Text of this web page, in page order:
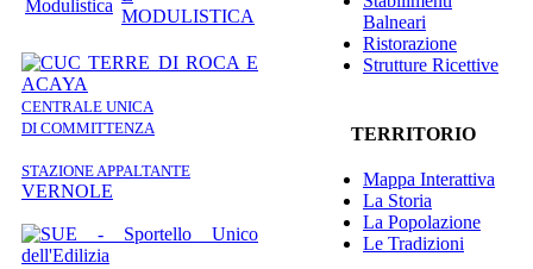
MODULISTICA
CENTRALE UNICA
DI COMMITTENZA
STAZIONE APPALTANTE
VERNOLE
Balneari
Ristorazione
Strutture Ricettive
TERRITORIO
Mappa Interattiva
La Storia
La Popolazione
Le Tradizioni